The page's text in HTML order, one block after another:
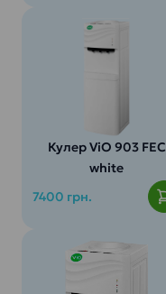
Бак холодной
воды:
охлаждения:
Бак горячей
нагрева:
Тип кранов:
Быстрый нагрев
договорная
Кулер ViO 903 FEC
white
7400 грн.